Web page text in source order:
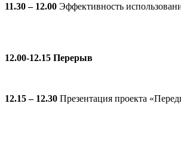
11.30 – 12.00 Эффективность
12.00-12.15 Перерыв
12.15 – 12.30 Презентация проекта